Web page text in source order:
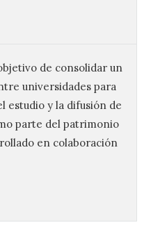
de consolidar un
universidades para
estudio y la difusión de
parte del patrimonio
en colaboración